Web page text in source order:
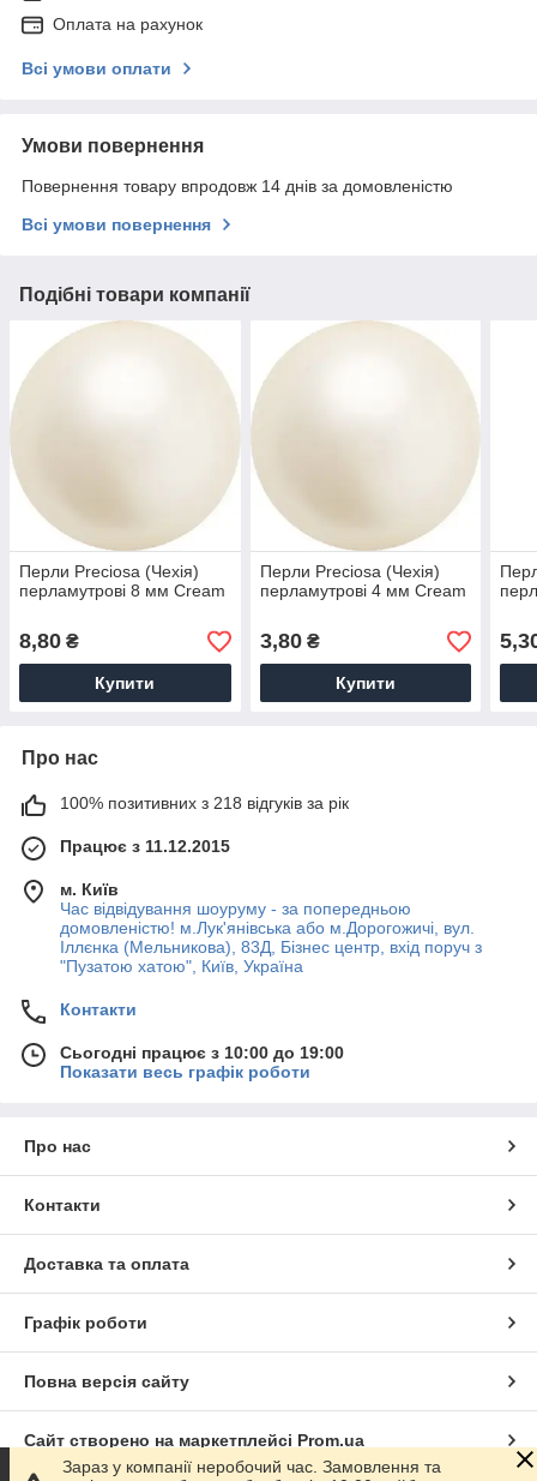
Оплата на рахунок
Всі умови оплати
Умови повернення
Повернення товару впродовж 14 днів за домовленістю
Всі умови повернення
Подібні товари компанії
Перли Preciosa (Чехія)
перламутрові 8 мм Cream
8,80 ₴
Купити
Перли Preciosa (Чехія)
перламутрові 4 мм Cream
3,80₴
Купити
Про нас
100% позитивних з 218 відгуків за рік
Працює з 11.12.2015
м. Київ
Час відвідування шоуруму - за попередньою
домовленістю! м.Лук'янівська або м.Дорогожичі, вул.
Іллєнка (Мельникова), 83Д, Бізнес центр, вхід поруч з
"Пузатою хатою", Київ, Україна
Контакти
Сьогодні працює з 10:00 до 19:00
Показати весь графік роботи
Про нас
Контакти
Доставка та оплата
Графік роботи
Повна версія сайту
Сайт створено на маркетплейсі Prom.ua
Зараз у компанії неробочий час. Замовлення та